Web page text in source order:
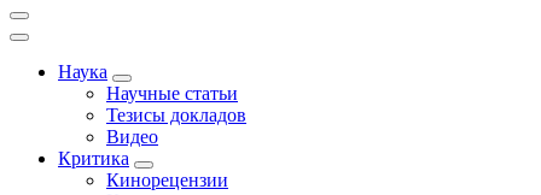
Наука
Научные статьи
Тезисы докладов
Видео
Критика
Кинорецензии